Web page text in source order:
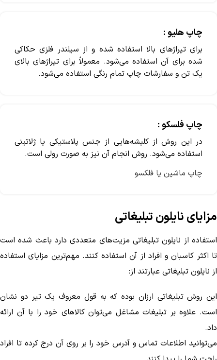
چاپ هلیو :
برای تیراژ‌های بالا استفاده شده و از سیلندر فلزی حکاکی
شده برای آن استفاده می‌شود. معمولاً برای تیراژ‌های بالای
یک تن و سفارشات چاپ تمام رنگی استفاده می‌شود.
چاپ فلسکو :
در این روش از کلیشه‌هایی از جنس پلاستیکی یا ژلاتینی
استفاده می‌شود. روش انجام آن نیز به صورت رولی است.
چاپ ماشین یا فلکسو
مزایای نایلون تبلیغاتی
استفاده از نایلون تبلیغاتی مزیت‌های متعددی دارد باعث شده است
تا اکثر کاسبان و افراد از آن استفاده کنند. مهم‌ترین مزایای استفاده
از نایلون تبلیغاتی عبارتند از:
این روش تبلیغاتی ارزان بوده که به قول معروف یک تیر دو نشان
است. علاوه بر تبلیغات مشاغل می‌توان کالا‌های خود را با آن ارائه
داد.
می‌توانید اطلاعات تماس و آدرس خود را بر روی آن درج کرده تا افراد